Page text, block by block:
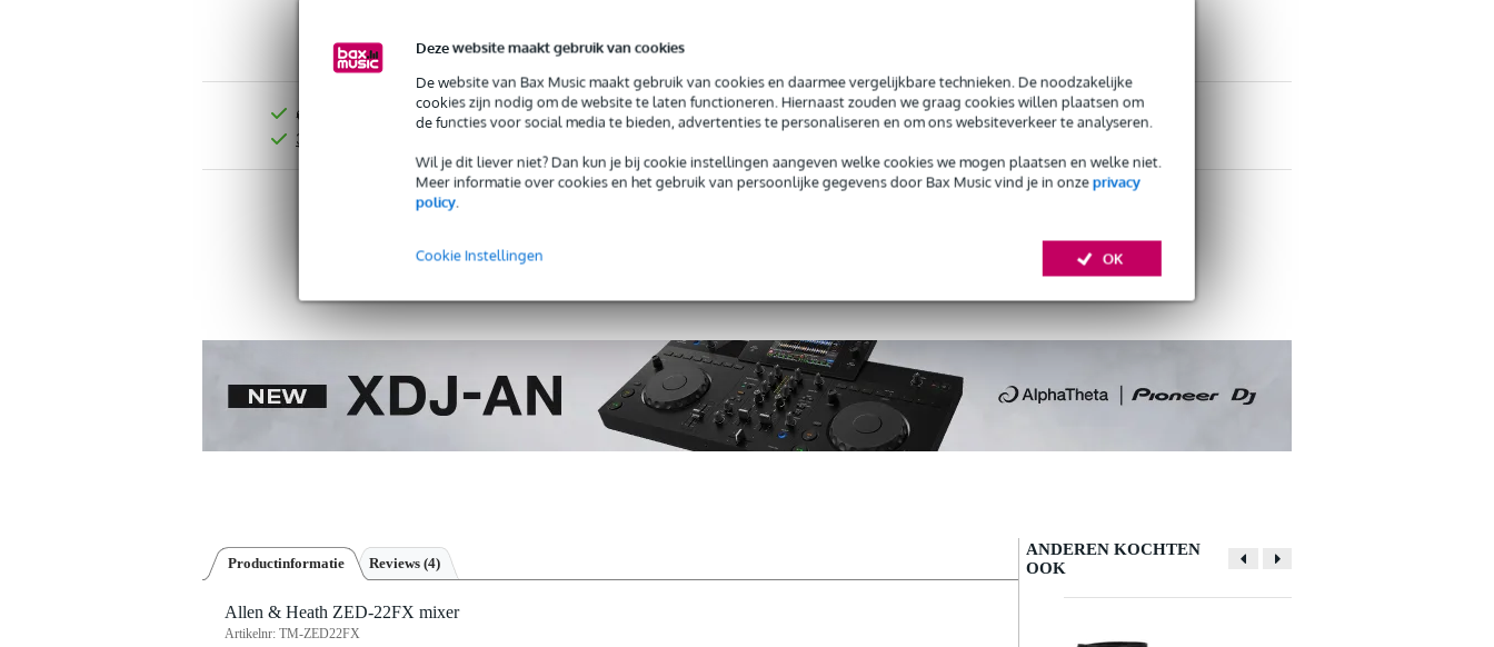
Deze website maakt gebruik van cookies
De website van Bax Music maakt gebruik van cookies en daarmee vergelijkbare technieken. De noodzakelijke
cookies zijn nodig om de website te laten functioneren. Hiernaast zouden we graag cookies willen plaatsen om
de functies voor social media te bieden, advertenties te personaliseren en om ons websiteverkeer te analyseren.
Wil je dit liever niet? Dan kun je bij cookie instellingen aangeven welke cookies we mogen plaatsen en welke niet.
Meer informatie over cookies en het gebruik van persoonlijke gegevens door Bax Music vind je in onzeprivacy
policy.
OK
Cookie Instellingen
Gratis verzending vanaf € 99,-
30 dagen 'niet goed geld terug' garantie
3 jaar Bax Music garantie
Gratis retourneren
Productinformatie Reviews (4)
Allen & Heath ZED-22FX mixer
Artikelnr: TM-ZED22FX
ANDEREN KOCHTEN
OOK